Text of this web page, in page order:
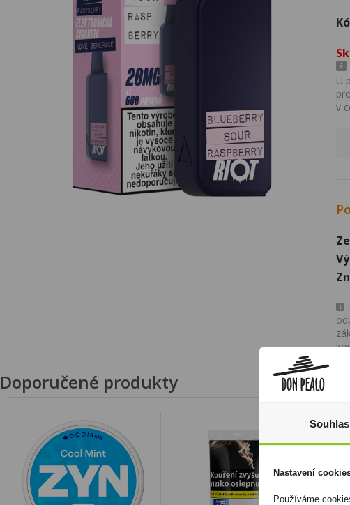
U
v
Doporučené produkty
Souhlas
Nastavení
Používáme